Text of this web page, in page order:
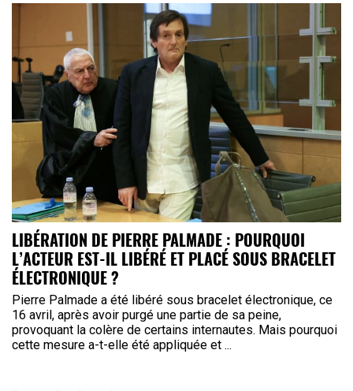
LIBÉRATION DE PIERRE PALMADE : POURQUOI
L’ACTEUR EST-IL LIBÉRÉ ET PLACÉ SOUS BRACELET
ÉLECTRONIQUE ?
Pierre Palmade a été libéré sous bracelet électronique, ce
16 avril, après avoir purgé une partie de sa peine,
provoquant la colère de certains internautes. Mais pourquoi
cette mesure a-t-elle été appliquée et ...